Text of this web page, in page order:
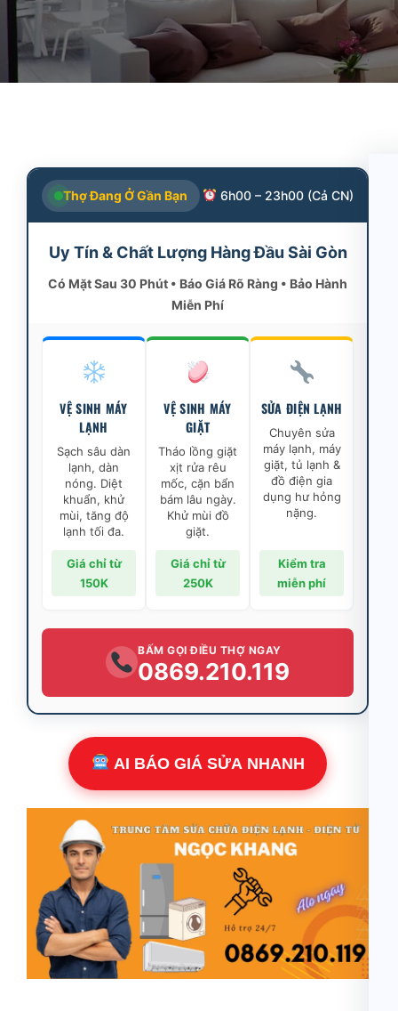
Thợ Đang Ở Gần Bạn 6h00 – 23h00 (Cả CN)
Uy Tín & Chất Lượng Hàng Đầu Sài Gòn
Có Mặt Sau 30 Phút • Báo Giá Rõ Ràng • Bảo Hành
Miễn Phí
VỆ SINH MÁY
LẠNH
Sạch sâu dàn
lạnh, dàn
nóng. Diệt
khuẩn, khử
mùi, tăng độ
lạnh tối đa.
Giá chỉ từ
150K
VỆ SINH MÁY
GIẶT
Tháo lồng giặt
xịt rửa rêu
mốc, cặn bẩn
bám lâu ngày.
Khử mùi đồ
giặt.
Giá chỉ từ
250K
SỬA ĐIỆN LẠNH
Chuyên sửa
máy lạnh, máy
giặt, tủ lạnh &
đồ điện gia
dụng hư hỏng
nặng.
Kiểm tra
miễn phí
BẤM GỌI ĐIỀU THỢ NGAY
0869.210.119
AI BÁO GIÁ SỬA NHANH